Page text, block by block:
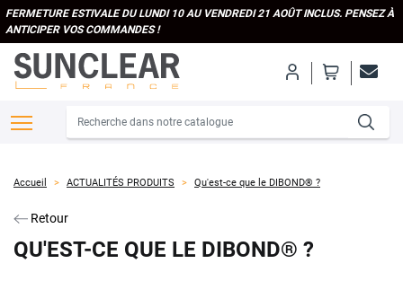
FERMETURE ESTIVALE DU LUNDI 10 AU VENDREDI 21 AOÛT INCLUS. PENSEZ À
ANTICIPER VOS COMMANDES !
Accueil ACTUALITÉS PRODUITS Qu'est-ce que le DIBOND® ?
Retour
QU'EST-CE QUE LE DIBOND® ?